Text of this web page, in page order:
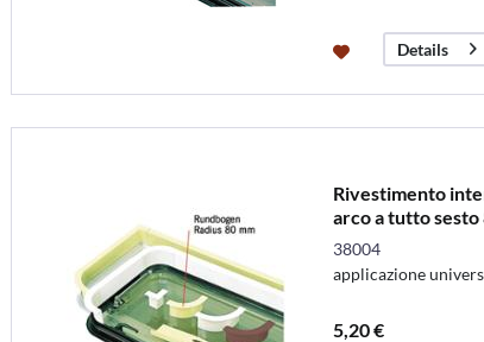
Details
Rivestimento
arco a tutto sesto
38004
applicazione
5,20 €